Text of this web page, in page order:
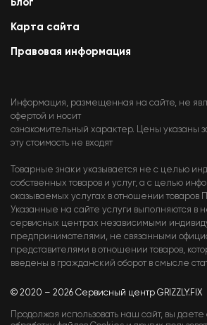
Карта сайта
Правовая информация
Информация, размещенная на сайте, не
офертой и носит
ознакомительный характер. Цены указаны
эту стоимость не входят
Товарные знаки указывается не с целью
собственных товаров и услуг, а с целью
оказываемых услугах в отношении товаров
Указанные на сайте услуги выполняются в
сервисных центрах независимыми
предпринимателями, не связанными
представителями в отношении товаров,
введены в гражданский оборот в смысле
© 2020 – 2026 Сервисный центр GRIZZLY.FIX
Продолжая использовать наш сайт, вы